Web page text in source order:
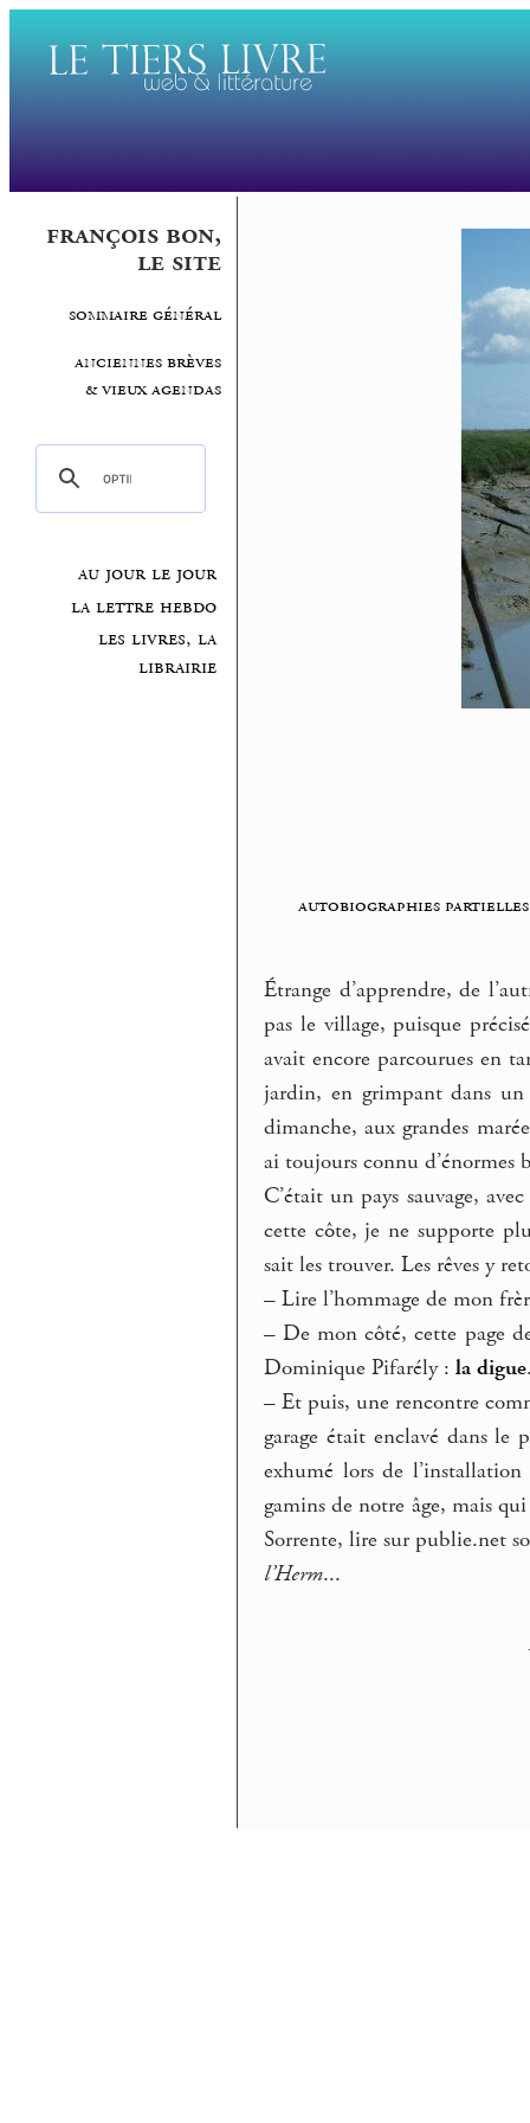
françois bon,
le site
sommaire général
anciennes brèves
& vieux agendas
au jour le jour
la lettre hebdo
les livres, la
librairie
autobiographies partielles
Étrange d’apprendre, de
pas le village, puisque
avait encore parcourues en
jardin, en grimpant dans
dimanche, aux grandes
ai toujours connu d’énormes
C’était un pays sauvage,
cette côte, je ne supporte
sait les trouver. Les rêves y
– Lire l’hommage de mon
– De mon côté, cette page
Dominique Pifarély :la digue
– Et puis, une rencontre
garage était enclavé dans le
exhumé lors de
gamins de notre âge, mais
Sorrente, lire sur publie.net
l’Herm...